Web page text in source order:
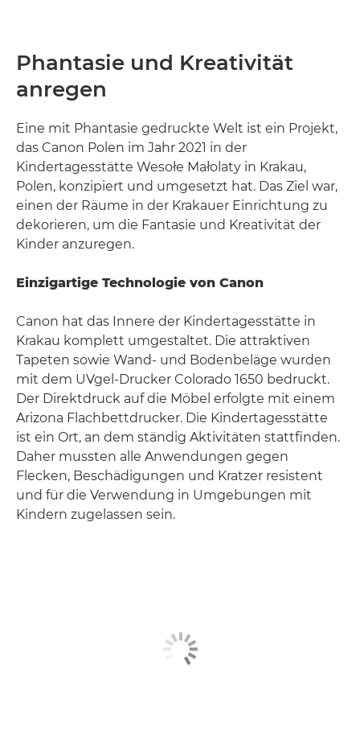
Phantasie und Kreativität
anregen
Eine mit Phantasie gedruckte Welt ist ein Projekt,
das Canon Polen im Jahr 2021 in der
Kindertagesstätte Wesołe Małolaty in Krakau,
Polen, konzipiert und umgesetzt hat. Das Ziel war,
einen der Räume in der Krakauer Einrichtung zu
dekorieren, um die Fantasie und Kreativität der
Kinder anzuregen.
Einzigartige Technologie von Canon
Canon hat das Innere der Kindertagesstätte in
Krakau komplett umgestaltet. Die attraktiven
Tapeten sowie Wand- und Bodenbeläge wurden
mit dem UVgel-Drucker Colorado 1650 bedruckt.
Der Direktdruck auf die Möbel erfolgte mit einem
Arizona Flachbettdrucker. Die Kindertagesstätte
ist ein Ort, an dem ständig Aktivitäten stattfinden.
Daher mussten alle Anwendungen gegen
Flecken, Beschädigungen und Kratzer resistent
und für die Verwendung in Umgebungen mit
Kindern zugelassen sein.